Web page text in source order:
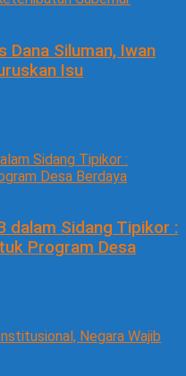
Dana Siluman, Iwan
Isu
dalam Sidang Tipikor :
Program Desa